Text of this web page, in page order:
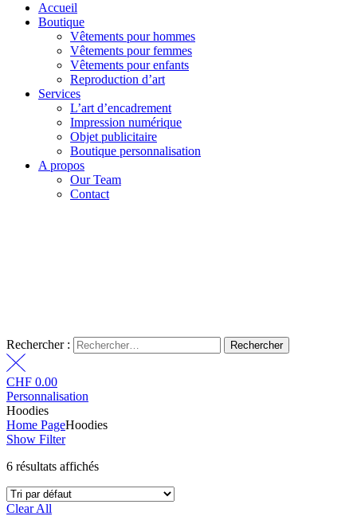
Accueil
Boutique
Vêtements pour hommes
Vêtements pour femmes
Vêtements pour enfants
Reproduction d’art
Services
L’art d’encadrement
Impression numérique
Objet publicitaire
Boutique personnalisation
A propos
Our Team
Contact
Rechercher :
CHF 0.00
Personnalisation
Hoodies
Home PageHoodies
Show Filter
6 résultats affichés
Clear All